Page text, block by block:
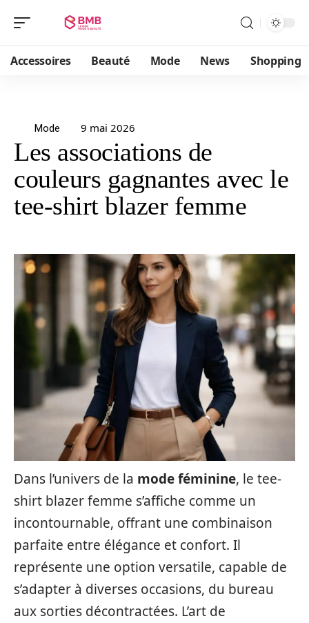
Accessoires Beauté Mode News Shopping
Mode 9 mai 2026
Les associations de
couleurs gagnantes avec le
tee-shirt blazer femme
Dans l’univers de la mode féminine, le tee-
shirt blazer femme s’affiche comme un
incontournable, offrant une combinaison
parfaite entre élégance et confort. Il
représente une option versatile, capable de
s’adapter à diverses occasions, du bureau
aux sorties décontractées. L’art de